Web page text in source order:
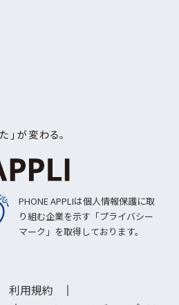
PHONE APPLIは個人情報保護に取
り組む企業を示す「プライバシー
マーク」を取得しております。
利用規約